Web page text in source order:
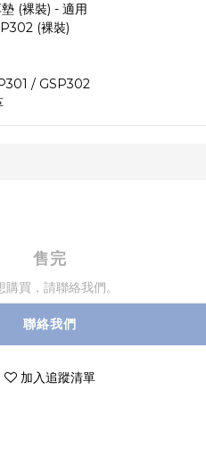
(裸裝) - 適用
(裸裝)
/ GSP302
售完
購買，請聯絡我們。
聯絡我們
加入追蹤清單